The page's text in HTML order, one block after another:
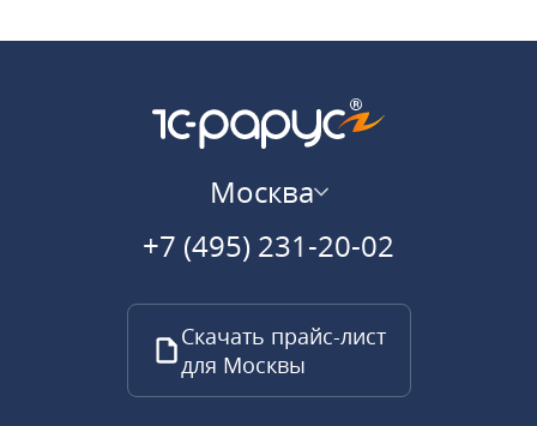
Москва
+7 (495) 231-20-02
Скачать прайс-лист
для Москвы